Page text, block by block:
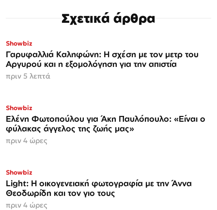
Σχετικά άρθρα
Showbiz
Γαρυφαλλιά Καληφώνη: Η σχέση με τον μετρ του
Αργυρού και η εξομολόγηση για την απιστία
πριν 5 λεπτά
Showbiz
Ελένη Φωτοπούλου για Άκη Παυλόπουλο: «Είναι ο
φύλακας άγγελος της ζωής μας»
πριν 4 ώρες
Showbiz
Light: Η οικογενειακή φωτογραφία με την Άννα
Θεοδωρίδη και τον γιο τους
πριν 4 ώρες